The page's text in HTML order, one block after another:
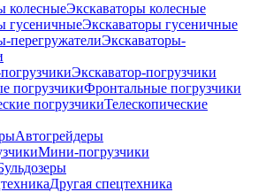
Экскаваторы колесные
Экскаваторы гусеничные
Экскаваторы-
Экскаватор-погрузчики
Фронтальные погрузчики
Телескопические
Автогрейдеры
Мини-погрузчики
Другая спецтехника